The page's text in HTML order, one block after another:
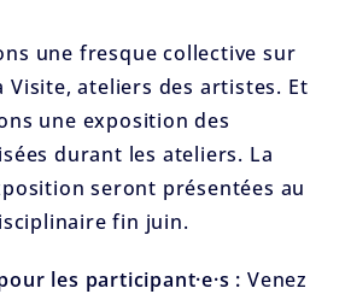
une fresque collective sur
Visite, ateliers des artistes. Et
une exposition des
durant les ateliers. La
seront présentées au
fin juin.
les participant·e·s : Venez